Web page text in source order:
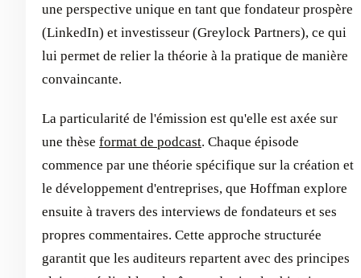
une perspective unique en tant que fondateur prospère
(LinkedIn) et investisseur (Greylock Partners), ce qui
lui permet de relier la théorie à la pratique de manière
convaincante.
La particularité de l'émission est qu'elle est axée sur
une thèse format de podcast. Chaque épisode
commence par une théorie spécifique sur la création et
le développement d'entreprises, que Hoffman explore
ensuite à travers des interviews de fondateurs et ses
propres commentaires. Cette approche structurée
garantit que les auditeurs repartent avec des principes